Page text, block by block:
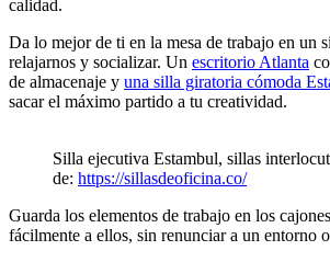
calidad.
Da lo mejor de ti en la mesa de trabajo en un
relajarnos y socializar. Un escritorio Atlanta
de almacenaje y una silla giratoria cómoda
sacar el máximo partido a tu creatividad.
Silla ejecutiva Estambul, sillas
de: https://sillasdeoficina.co/
Guarda los elementos de trabajo en los
fácilmente a ellos, sin renunciar a un entorno